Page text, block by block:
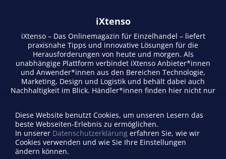
iXtenso
iXtenso – Das Onlinemagazin für Einzelhandel – liefert
praxisnahe Tipps und innovative Lösungen für die
Herausforderungen von heute und morgen. Als
unabhängige Plattform verbindet iXtenso Anbieter*innen
und Anwender*innen aus den Bereichen Technologie,
Marketing, Design und Logistik und behält dabei auch
Nachhaltigkeit im Blick. Händler*innen finden hier nicht nur
lebendigen Schreibstil und relevantem Content fördert das
Magazin den Austausch innerhalb der Retail-Community.
Ob digitale Trends oder praktische Alltagstipps – iXtenso
macht Wissen für den Handel zugänglich.
Diese Website benutzt Cookies, um unseren Lesern das
beste Webseiten-Erlebnis zu ermöglichen.
In unserer Datenschutzerklärung erfahren Sie, wie wir
Cookies verwenden und wie Sie Ihre Einstellungen
ändern können.